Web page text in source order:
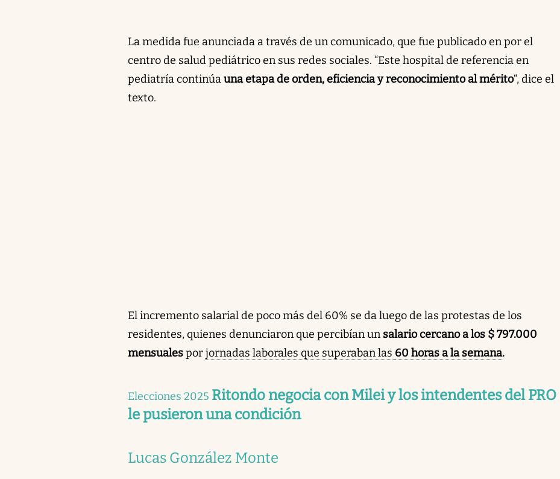
La medida fue anunciada a través de un comunicado, que fue publicado en por el
centro de salud pediátrico en sus redes sociales. “Este hospital de referencia en
pediatría continúauna etapa de orden, eficiencia y reconocimiento al mérito“, dice el
texto.
El incremento salarial de poco más del 60% se da luego de las protestas de los
residentes, quienes denunciaron que percibían un salario cercano a los $ 797.000
mensualesporjornadas laborales que superaban las 60 horas a la semana.
Elecciones 2025 Ritondo negocia con Milei y los intendentes del PRO
le pusieron una condición
Lucas González Monte